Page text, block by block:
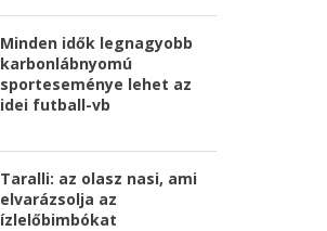
Minden idők legnagyobb
karbonlábnyomú
sporteseménye lehet az
idei futball-vb
Taralli: az olasz nasi, ami
elvarázsolja az
ízlelőbimbókat